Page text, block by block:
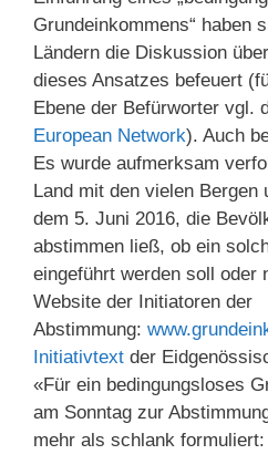
Grundeinkommens“ haben
Ländern die Diskussion
dieses Ansatzes befeuert
Ebene der Befürworter vgl.
European Network). Auch
Es wurde aufmerksam
Land mit den vielen Bergen
dem 5. Juni 2016, die
abstimmen ließ, ob ein
eingeführt werden soll oder
Website der Initiatoren der
Abstimmung:
Initiativtext der
«Für ein bedingungsloses
am Sonntag zur
mehr als schlank formuliert: